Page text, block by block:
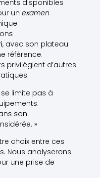
disponibles
un examen
, avec son plateau
référence.
privilégient d’autres
se limite pas à
son
»
choix entre ces
Nous analyserons
une prise de